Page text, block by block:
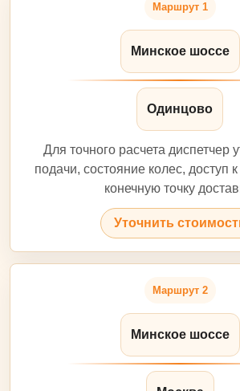
Маршрут 1
Минское шоссе
Одинцово
Для точного расчета диспетчер
подачи, состояние колес, доступ
конечную точку
Уточнить
Маршрут 2
Минское шоссе